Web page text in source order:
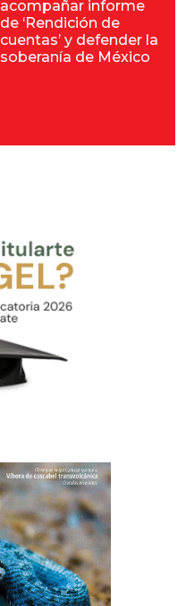
acompañar informe
de ‘Rendición de
cuentas’ y defender la
soberanía de México